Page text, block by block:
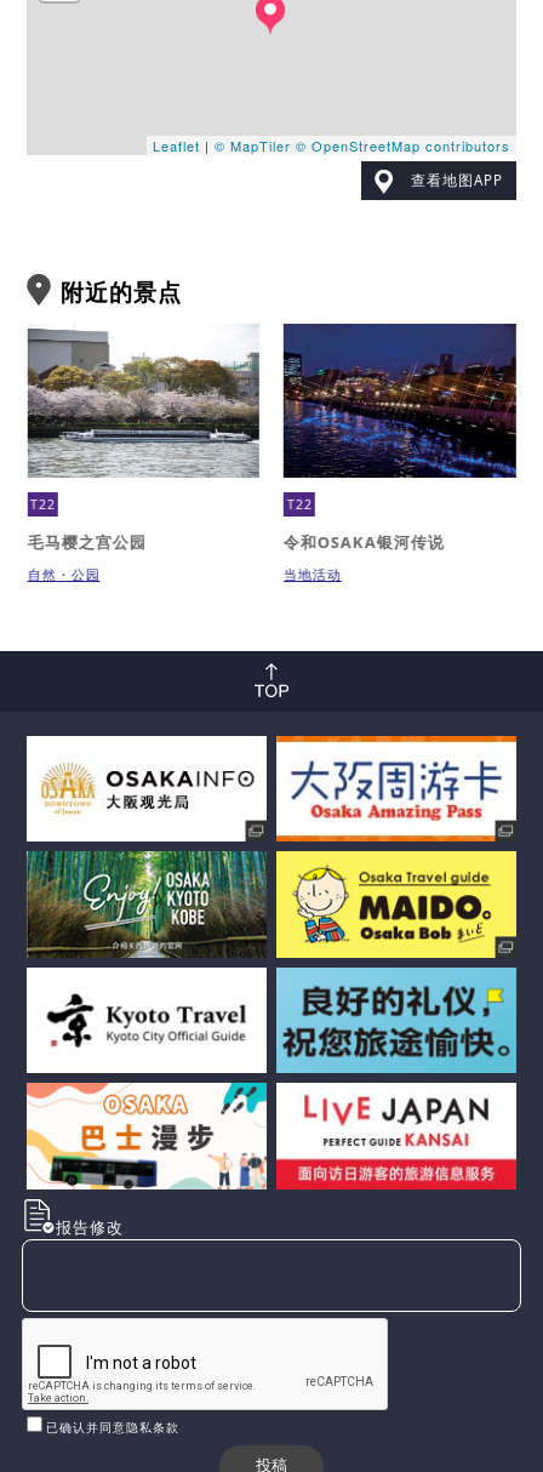
Leaflet | © MapTiler © OpenStreetMap contributors
查看地图APP
附近的景点
T22
毛马樱之宫公园
自然・公园
T22
令和OSAKA银河传说
当地活动
报告修改
已确认并同意隐私条款